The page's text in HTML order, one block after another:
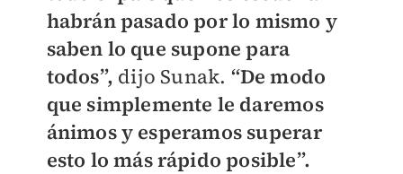
habrán pasado por lo mismo y
saben lo que supone para
todos”, dijo Sunak. “De modo
que simplemente le daremos
ánimos y esperamos superar
esto lo más rápido posible”.